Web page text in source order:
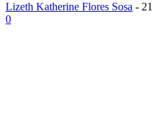
Lizeth Katherine Flores Sosa -
0